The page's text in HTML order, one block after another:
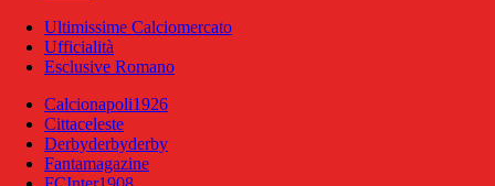
Ultimissime Calciomercato
Ufficialità
Esclusive Romano
Calcionapoli1926
Cittaceleste
Derbyderbyderby
Fantamagazine